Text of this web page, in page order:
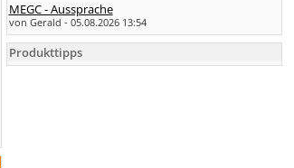
MEGC - Aussprache
von Gerald - 05.08.2026 13:54
Produkttipps